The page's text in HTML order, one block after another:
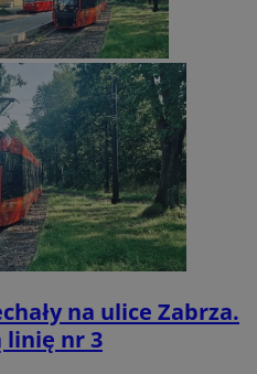
na ulice Zabrza.
linię nr 3